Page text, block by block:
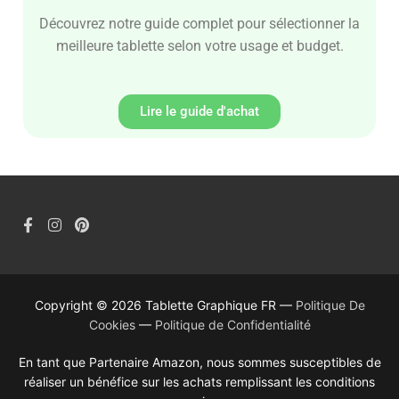
Découvrez notre guide complet pour sélectionner la
meilleure tablette selon votre usage et budget.
Lire le guide d'achat
Copyright © 2026 Tablette Graphique FR — Politique De
Cookies— Politique de Confidentialité
En tant que Partenaire Amazon, nous sommes susceptibles de
réaliser un bénéfice sur les achats remplissant les conditions